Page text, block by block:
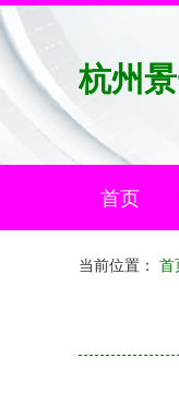
杭州
首页
当前位置： 首